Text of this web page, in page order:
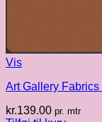
Vis
Art Gallery
kr.139.00 pr. mtr